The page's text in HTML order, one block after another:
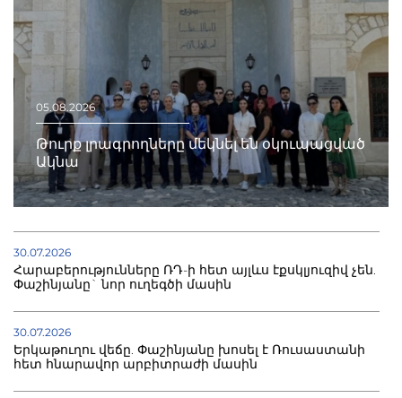
05.08.2026
Թուրք լրագրողները մեկնել են օկուպացված
Ակնա
30.07.2026
Հարաբերությունները ՌԴ-ի հետ այլևս էքսկլյուզիվ չեն.
Փաշինյանը` նոր ուղեգծի մասին
30.07.2026
Երկաթուղու վեճը. Փաշինյանը խոսել է Ռուսաստանի
հետ հնարավոր արբիտրաժի մասին